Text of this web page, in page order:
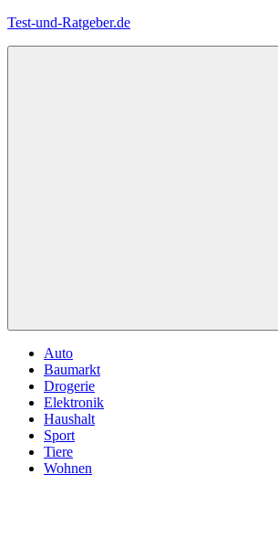
Zum
Test-und-Ratgeber.de
Auto
Baumarkt
Drogerie
Elektronik
Haushalt
Sport
Tiere
Wohnen